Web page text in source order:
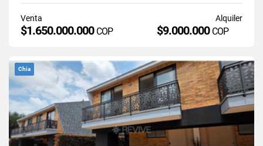
Venta
$1.650.000.000 COP
Alquiler
$9.000.000 COP
Chia